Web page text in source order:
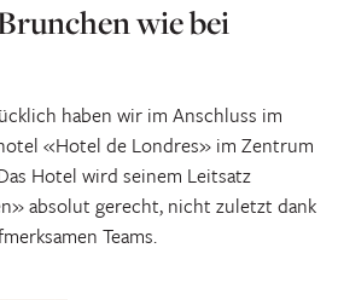
wie bei
haben wir im Anschluss im
«Hotel de Londres» im Zentrum
Hotel wird seinem Leitsatz
absolut gerecht, nicht zuletzt dank
Teams.